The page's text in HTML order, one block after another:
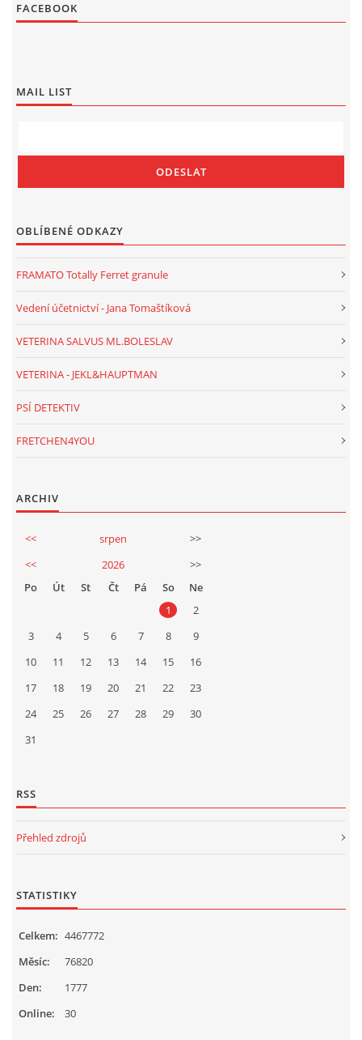
FACEBOOK
MAIL LIST
OBLÍBENÉ ODKAZY
FRAMATO Totally Ferret granule
Vedení účetnictví - Jana Tomaštíková
VETERINA SALVUS ML.BOLESLAV
VETERINA - JEKL&HAUPTMAN
PSÍ DETEKTIV
FRETCHEN4YOU
ARCHIV
<< srpen
>>
<<
2026
>>
Po
Út St Čt Pá So
Ne
1
2
3
4 5 6 7 8
9
10
11 12 13 14 15
16
17
18 19 20 21 22
23
24
25 26 27 28 29
30
31
RSS
Přehled zdrojů
STATISTIKY
Online: 30
Celkem: 4467772
Měsíc:
76820
Den:
1777